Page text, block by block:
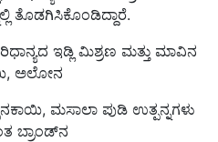
ನಲ್ಲಿ ತೊಡಗಿಸಿಕೊಂಡಿದ್ದಾರೆ.
ಇಡ್ಲಿ ಮಿಶ್ರಣ ಮತ್ತು ಮಾವಿನ
ಅಲೋನ
ಮಸಾಲಾ ಪುಡಿ ಉತ್ಪನ್ನಗಳು
ಬ್ರಾಂಡ್‌ನ